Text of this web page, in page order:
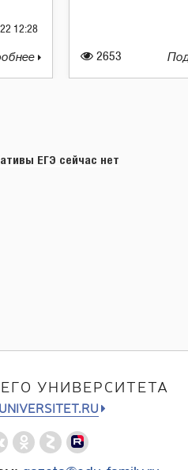
12:28
2653
ЕГЭ сейчас нет
УНИВЕРСИТЕТА